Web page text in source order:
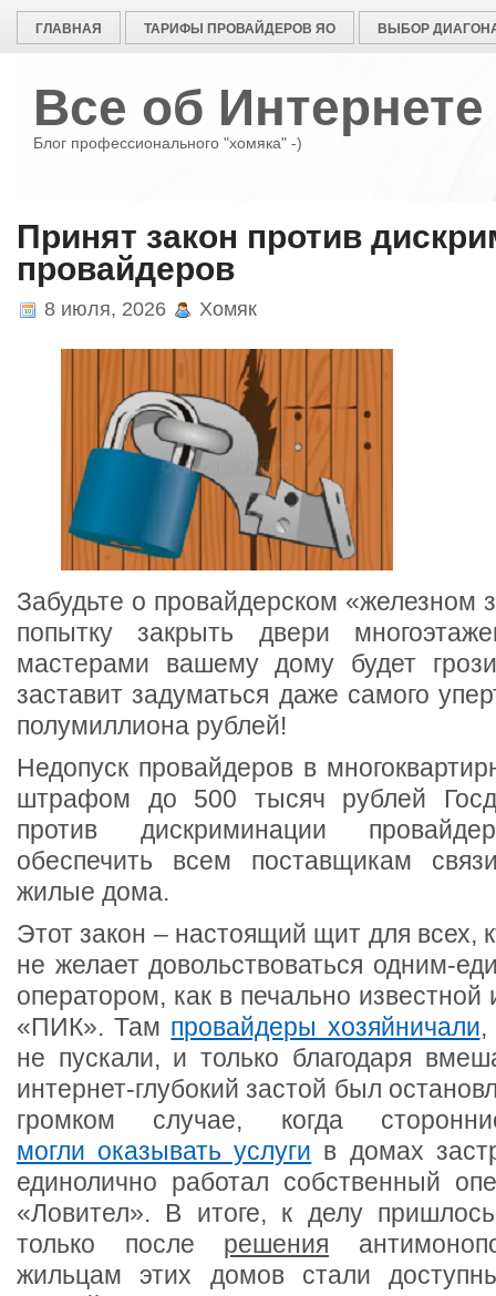
ГЛАВНАЯ ТАРИФЫ ПРОВАЙДЕРОВ ЯО ВЫБОР
Все об Интернете
Блог профессионального "хомяка" -)
Принят закон против
провайдеров
8 июля, 2026 Хомяк
Забудьте о провайдерском «железном
попытку закрыть двери
мастерами вашему дому будет
заставит задуматься даже самого
полумиллиона рублей!
Недопуск провайдеров в
штрафом до 500 тысяч рублей
против дискриминации
обеспечить всем поставщикам
жилые дома.
Этот закон – настоящий щит для всех,
не желает довольствоваться одним-
оператором, как в печально
«ПИК». Там провайдеры хозяйничали,
не пускали, и только благодаря
интернет-глубокий застой был
громком случае, когда
могли оказывать услуги в домах
единолично работал собственный
«Ловител». В итоге, к делу
только после решения
жильцам этих домов стали